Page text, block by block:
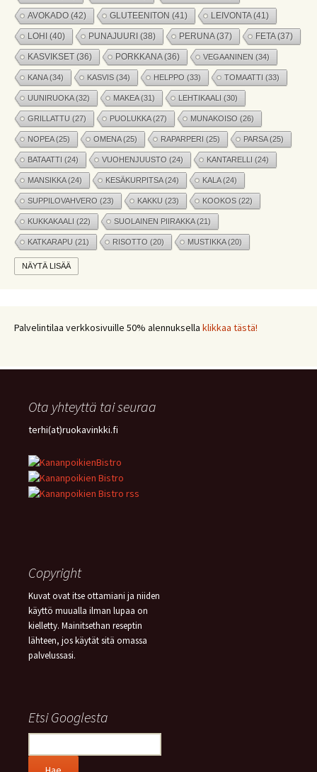
AVOKADO (42) GLUTEENITON (41) LEIVONTA(41)
LOHI (40) PUNAJUURI (38) PERUNA(37) FETA(37)
KASVIKSET (36) PORKKANA(36) VEGAANINEN (34)
KANA(34) KASVIS (34) HELPPO (33) TOMAATTI (33)
UUNIRUOKA(32) MAKEA(31) LEHTIKAALI (30)
GRILLATTU (27) PUOLUKKA(27) MUNAKOISO (26)
NOPEA(25) OMENA(25) RAPARPERI (25) PARSA(25)
BATAATTI (24) VUOHENJUUSTO (24) KANTARELLI (24)
MANSIKKA(24) KESÄKURPITSA(24) KALA(24)
SUPPILOVAHVERO (23) KAKKU (23) KOOKOS (22)
KUKKAKAALI (22) SUOLAINEN PIIRAKKA(21)
KATKARAPU (21) RISOTTO (20) MUSTIKKA(20)
MARJAT(19)
JÄLKIRUOKA (17) PAPRIKA (17) COUSCOUS (17)
NÄYTÄ LISÄÄ
Palvelintilaa verkkosivuille 50% alennuksella klikkaa tästä!
Ota yhteyttä tai seuraa
terhi(at)ruokavinkki.fi
Copyright
Kuvat ovat itse ottamiani ja niiden
käyttö muualla ilman lupaa on
kielletty. Mainitsethan reseptin
lähteen, jos käytät sitä omassa
palvelussasi.
Etsi Googlesta